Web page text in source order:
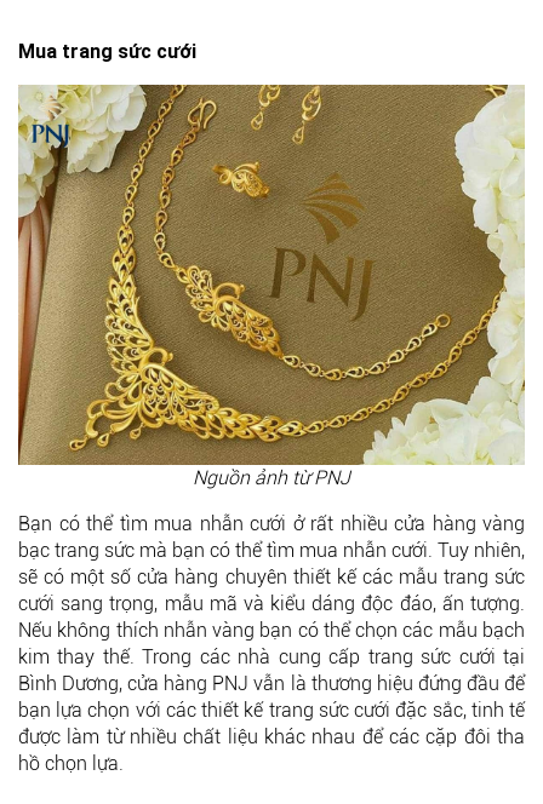
Mua trang sức cưới
Nguồn ảnh từ PNJ
Bạn có thể tìm mua nhẫn cưới ở rất nhiều cửa hàng vàng
bạc trang sức mà bạn có thể tìm mua nhẫn cưới. Tuy nhiên,
sẽ có một số cửa hàng chuyên thiết kế các mẫu trang sức
cưới sang trọng, mẫu mã và kiểu dáng độc đáo, ấn tượng.
Nếu không thích nhẫn vàng bạn có thể chọn các mẫu bạch
kim thay thế. Trong các nhà cung cấp trang sức cưới tại
Bình Dương, cửa hàng PNJ vẫn là thương hiệu đứng đầu để
bạn lựa chọn với các thiết kế trang sức cưới đặc sắc, tinh tế
được làm từ nhiều chất liệu khác nhau để các cặp đôi tha
hồ chọn lựa.